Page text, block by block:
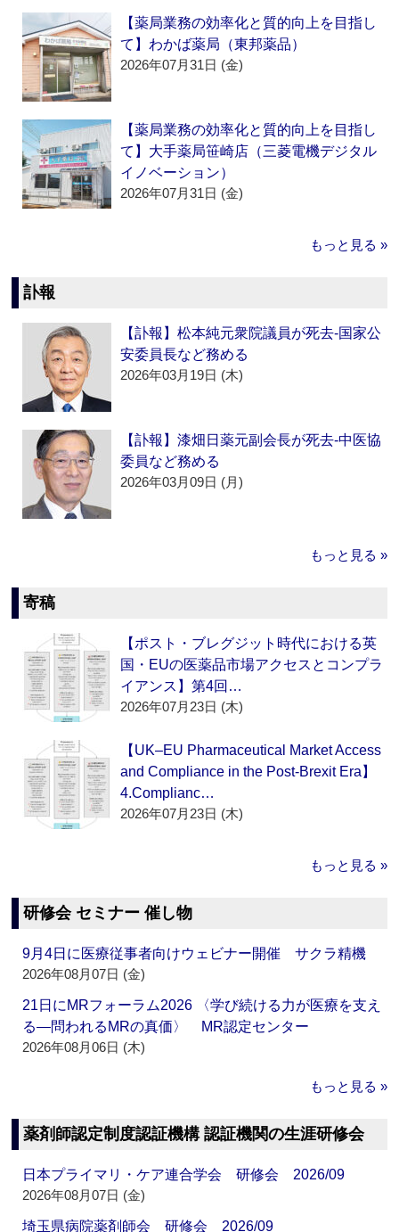
【薬局業務の効率化と質的向上を目指し
て】わかば薬局（東邦薬品）
2026年07月31日 (金)
【薬局業務の効率化と質的向上を目指し
て】大手薬局笹崎店（三菱電機デジタル
イノベーション）
2026年07月31日 (金)
もっと見る »
訃報
【訃報】松本純元衆院議員が死去‐国家公
安委員長など務める
2026年03月19日 (木)
【訃報】漆畑日薬元副会長が死去‐中医協
委員など務める
2026年03月09日 (月)
もっと見る »
寄稿
【ポスト・ブレグジット時代における英
国・EUの医薬品市場アクセスとコンプラ
イアンス】第4回…
2026年07月23日 (木)
【UK–EU Pharmaceutical Market Access
and Compliance in the Post-Brexit Era】
4.Complianc…
2026年07月23日 (木)
もっと見る »
研修会 セミナー 催し物
9月4日に医療従事者向けウェビナー開催 サクラ精機
2026年08月07日 (金)
21日にMRフォーラム2026 〈学び続ける力が医療を支え
る―問われるMRの真価〉 MR認定センター
2026年08月06日 (木)
もっと見る »
薬剤師認定制度認証機構 認証機関の生涯研修会
日本プライマリ・ケア連合学会 研修会 2026/09
2026年08月07日 (金)
埼玉県病院薬剤師会 研修会 2026/09